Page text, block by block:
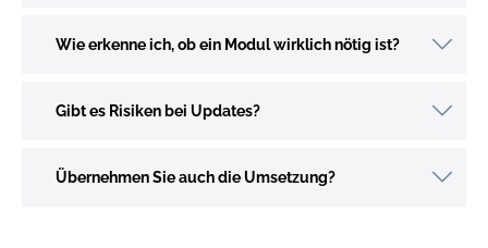
Wie erkenne ich, ob ein Modul wirklich nötig ist?
Gibt es Risiken bei Updates?
Übernehmen Sie auch die Umsetzung?